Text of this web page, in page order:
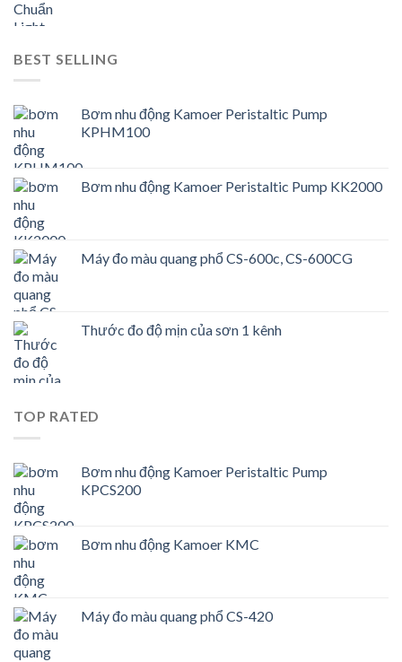
BEST SELLING
Bơm nhu động Kamoer Peristaltic Pump
KPHM100
Bơm nhu động Kamoer Peristaltic Pump KK2000
Máy đo màu quang phổ CS-600c, CS-600CG
Thước đo độ mịn của sơn 1 kênh
TOP RATED
Bơm nhu động Kamoer Peristaltic Pump
KPCS200
Bơm nhu động Kamoer KMC
Máy đo màu quang phổ CS-420